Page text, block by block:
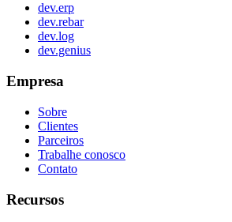
dev.erp
dev.rebar
dev.log
dev.genius
Empresa
Sobre
Clientes
Parceiros
Trabalhe conosco
Contato
Recursos